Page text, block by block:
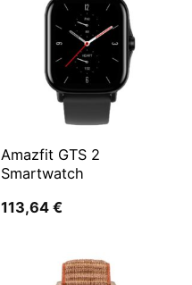
Amazfit GTS 2
Smartwatch
113,64 €